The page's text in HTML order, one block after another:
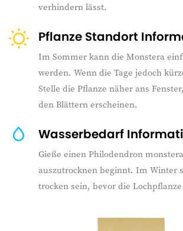
verhindern lässt.
Pflanze Standort
Im Sommer kann die Monstera
werden. Wenn die Tage jedoch
Stelle die Pflanze näher ans
den Blättern erscheinen.
Wasserbedarf
Gieße einen Philodendron
auszutrocknen beginnt. Im Winter
trocken sein, bevor die